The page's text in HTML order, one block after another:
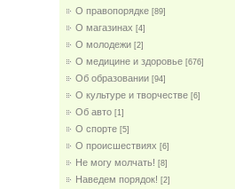
О правопорядке [89]
О магазинах [4]
О молодежи [2]
О медицине и здоровье [676]
Об образовании [94]
О культуре и творчестве [6]
Об авто [1]
О спорте [5]
О происшествиях [6]
Не могу молчать! [8]
Наведем порядок! [2]